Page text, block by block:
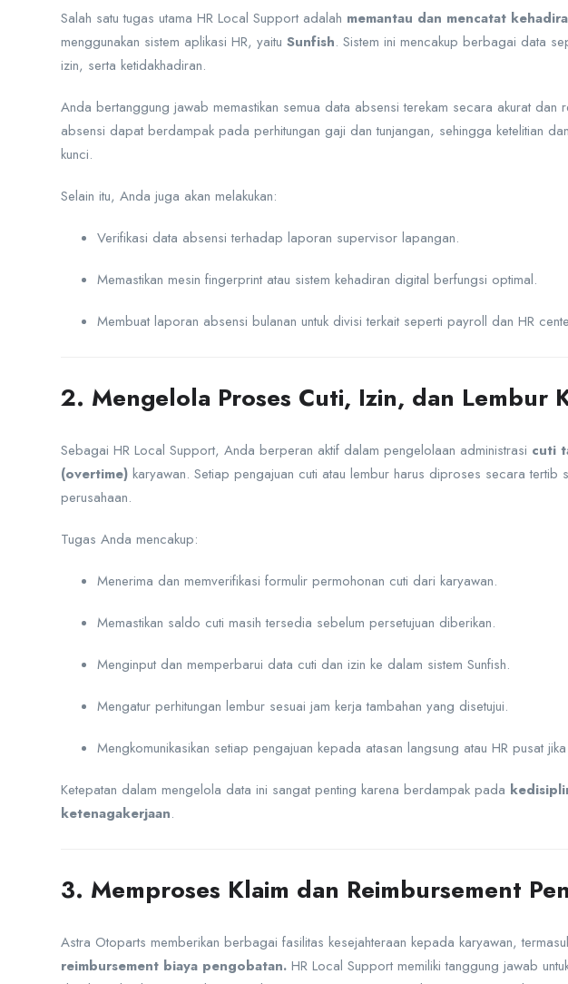
Salah satu tugas utama HR Local Support adalah memantau dan mencatat
menggunakan sistem aplikasi HR, yaitu Sunfish. Sistem ini mencakup berbagai data
izin, serta ketidakhadiran.
Anda bertanggung jawab memastikan semua data absensi terekam secara akurat dan
absensi dapat berdampak pada perhitungan gaji dan tunjangan, sehingga ketelitian
kunci.
Selain itu, Anda juga akan melakukan:
Verifikasi data absensi terhadap laporan supervisor lapangan.
Memastikan mesin fingerprint atau sistem kehadiran digital berfungsi optimal.
Membuat laporan absensi bulanan untuk divisi terkait seperti payroll dan HR
2. Mengelola Proses Cuti, Izin, dan Lembur
Sebagai HR Local Support, Anda berperan aktif dalam pengelolaan administrasi cuti
(overtime) karyawan. Setiap pengajuan cuti atau lembur harus diproses secara tertib
perusahaan.
Tugas Anda mencakup:
Menerima dan memverifikasi formulir permohonan cuti dari karyawan.
Memastikan saldo cuti masih tersedia sebelum persetujuan diberikan.
Menginput dan memperbarui data cuti dan izin ke dalam sistem Sunfish.
Mengatur perhitungan lembur sesuai jam kerja tambahan yang disetujui.
Mengkomunikasikan setiap pengajuan kepada atasan langsung atau HR pusat
Ketepatan dalam mengelola data ini sangat penting karena berdampak pada
ketenagakerjaan.
3. Memproses Klaim dan Reimbursement
Astra Otoparts memberikan berbagai fasilitas kesejahteraan kepada karyawan,
reimbursement biaya pengobatan. HR Local Support memiliki tanggung jawab